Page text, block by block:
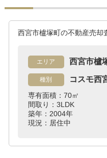
西宮市櫨塚町の不動産売却
エリア 西宮市櫨
種別 コスモ西
専有面積：70㎡
間取り：3LDK
築年：2004年
現況：居住中